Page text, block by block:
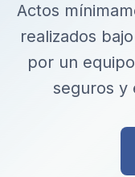
Actos
realizados
por un
seguros y